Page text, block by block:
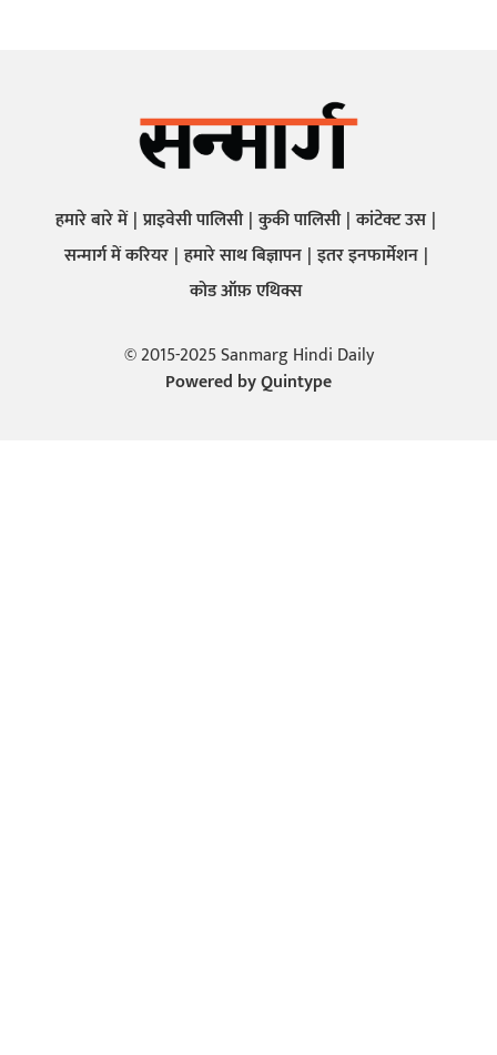
हमारे बारे में प्राइवेसी पालिसी कुकी पालिसी कांटेक्ट उस
सन्मार्ग में करियर हमारे साथ बिज्ञापन इतर इनफार्मेशन
कोड ऑफ़ एथिक्स
© 2015-2025 Sanmarg Hindi Daily
Powered byQuintype